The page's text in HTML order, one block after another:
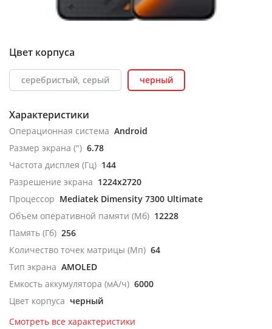
Цвет корпуса
серебристый, серый черный
Характеристики
Операционная система Android
Размер экрана (") 6.78
Частота дисплея (Гц) 144
Разрешение экрана 1224x2720
Процессор Mediatek Dimensity 7300 Ultimate
Объем оперативной памяти (Мб) 12228
Память (Гб) 256
Количество точек матрицы (Мп) 64
Тип экрана AMOLED
Емкость аккумулятора (мА/ч) 6000
Цвет корпуса черный
Смотреть все характеристики